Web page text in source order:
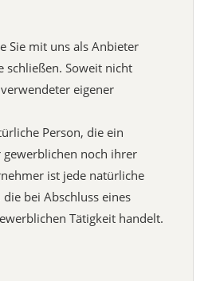
Sie mit uns als Anbieter
schließen. Soweit nicht
eigener
Person, die ein
gewerblichen noch ihrer
ist jede natürliche
bei Abschluss eines
Tätigkeit handelt.